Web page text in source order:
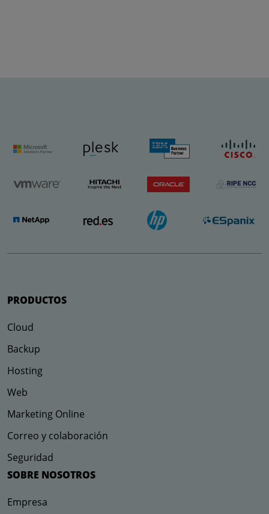
PRODUCTOS
Cloud
Backup
Hosting
Web
Marketing Online
Correo y colaboración
Seguridad
SOBRE NOSOTROS
Empresa